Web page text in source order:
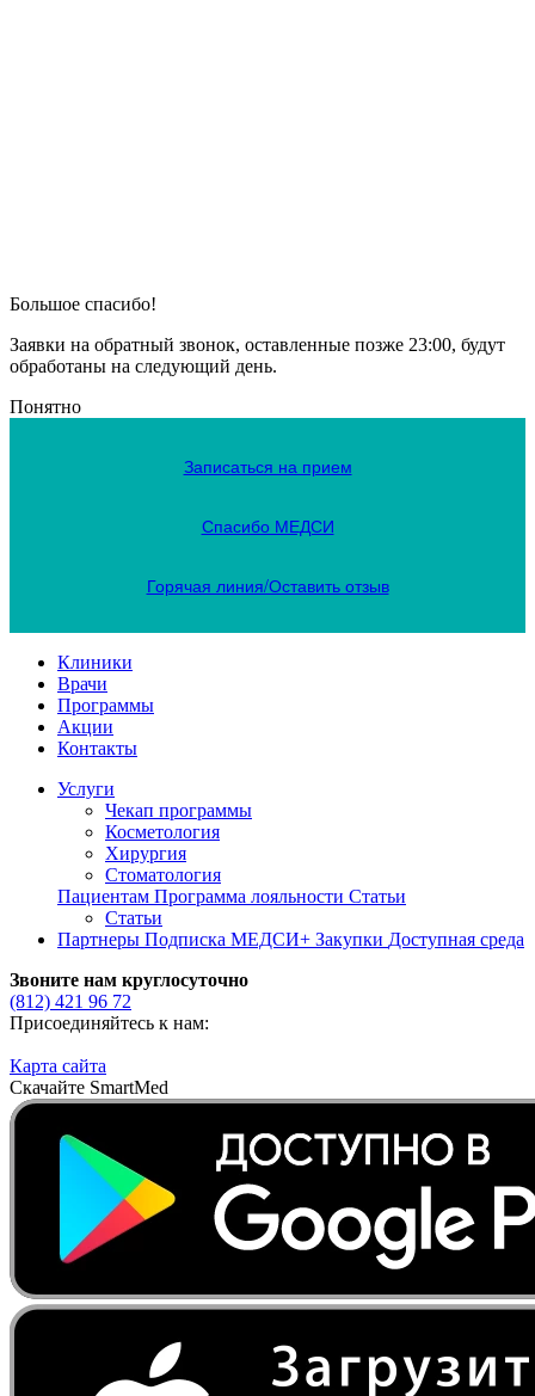
Большое спасибо!
Заявки на обратный звонок, оставленные позже 23:00, будут
обработаны на следующий день.
Понятно
Записаться на прием
Спасибо МЕДСИ
Горячая линия/Оставить отзыв
Клиники
Врачи
Программы
Акции
Контакты
Услуги
Чекап программы
Косметология
Хирургия
Стоматология
Пациентам Программа лояльности Статьи
Статьи
Партнеры Подписка МЕДСИ+ Закупки Доступная среда
Звоните нам круглосуточно
(812) 421 96 72
Присоединяйтесь к нам:
Карта сайта
Скачайте SmartMed